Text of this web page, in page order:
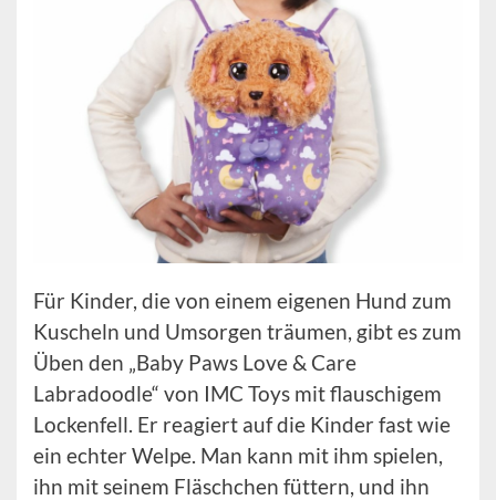
Für Kinder, die von einem eigenen Hund zum
Kuscheln und Umsorgen träumen, gibt es zum
Üben den „Baby Paws Love & Care
Labradoodle“ von IMC Toys mit flauschigem
Lockenfell. Er reagiert auf die Kinder fast wie
ein echter Welpe. Man kann mit ihm spielen,
ihn mit seinem Fläschchen füttern, und ihn